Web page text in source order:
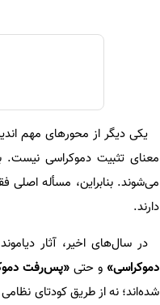
یکی دیگر از محورهای مهم
معنای تثبیت دموکراسی نیست.
می‌شوند. بنابراین، مسأله اصلی
دارند.
در سال‌های اخیر، آثار دیاموند
دموکراسی» و حتی «پس‌رفت
شده‌اند؛ نه از طریق کودتای